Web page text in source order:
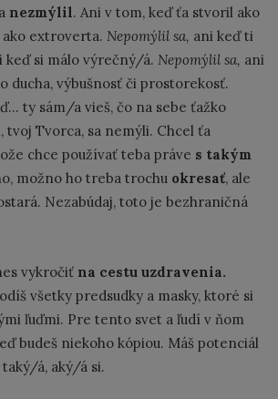
nezmýlil. Ani v tom, keď ťa stvoril ako
ako extroverta. Nepomýlil sa, ani keď ti
keď si málo výrečný/á. Nepomýlil sa, ani
ducha, výbušnosť či prostorekosť.
ty sám/a vieš, čo na sebe ťažko
tvoj Tvorca, sa nemýli. Chcel ťa
chce používať teba práve s takým
možno ho treba trochu okresať, ale
Nezabúdaj, toto je bezhraničná
vykročiť na cestu uzdravenia.
všetky predsudky a masky, ktoré si
ľuďmi. Pre tento svet a ľudí v ňom
budeš niekoho kópiou. Máš potenciál
á, aký/á si.